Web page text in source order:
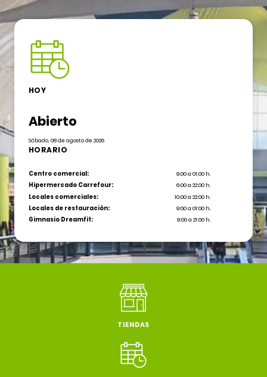
HOY
Abierto
Sábado, 08 de agosto de 2026
HORARIO
Centro comercial:
9:00 a 01:00 h.
Hipermercado Carrefour:
6:00 a 22:00 h.
Locales comerciales:
10:00 a 22:00 h.
Locales de restauración:
9:00 a 01:00 h.
Gimnasio Dreamfit:
9:00 a 21:00 h.
TIENDAS